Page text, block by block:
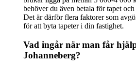
behöver du även betala för tapet
Det är därför flera faktorer som
för att byta tapeter i din fastighet.
Vad ingår när man får
Johanneberg?